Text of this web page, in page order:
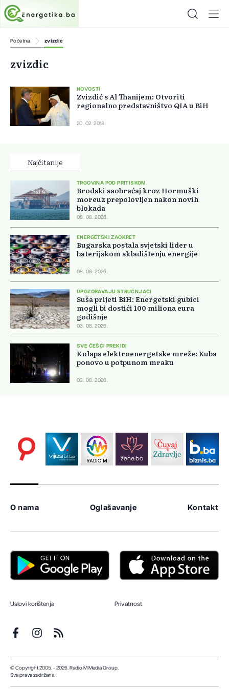
Početna zvizdic
zvizdic
NOVOSTI
Zvizdić s Al Thanijem: Otvoriti
regionalno predstavništvo QIA u BiH
20. 02. 2018.
Najčitanije
TRGOVINA POD PRITISKOM
Brodski saobraćaj kroz Hormuški
moreuz prepolovljen nakon novih
blokada
08. 08. 2026.
ENERGETSKI ZAOKRET
Bugarska postala svjetski lider u
baterijskom skladištenju energije
08. 08. 2026.
UPOZORAVAJU STRUČNJACI
Suša prijeti BiH: Energetski gubici
mogli bi dostići 100 miliona eura
godišnje
03. 08. 2026.
SVE ČEŠĆI PREKIDI
Kolaps elektroenergetske mreže: Kuba
ponovo u potpunom mraku
03. 08. 2026.
O nama Oglašavanje Kontakt
Uslovi korištenja Privatnost
© Copyright 2005. - 2026. Radio M Media Group.
Sva prava zadržana.